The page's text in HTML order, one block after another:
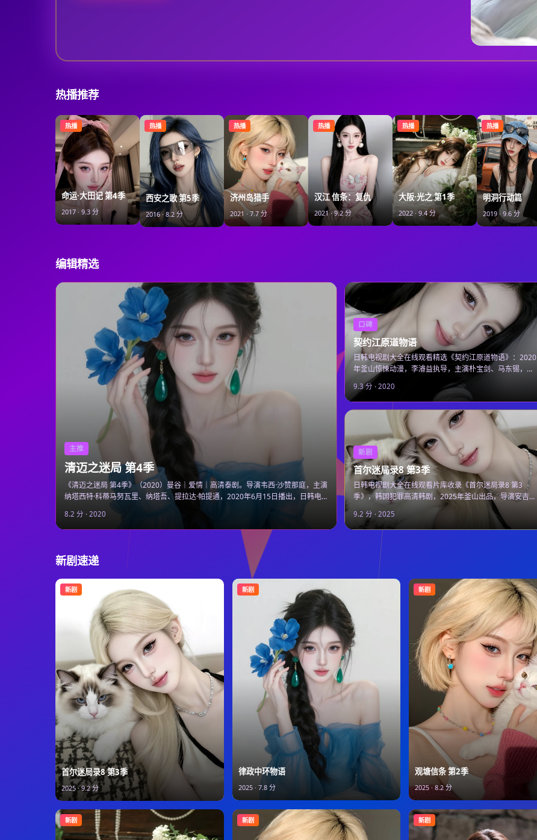
热播推荐
热播
命运·大田记 第4季
2017 · 9.3 分
热播
西安之歌 第5季
2016· 8.2 分
热播
济州岛猎手
2021 · 7.7 分
热播
汉江 信条：复仇
2021·9.2分
热播
大阪·光之 第1季
2022 · 9.4分
热播
明洞行动篇
2019 · 9.6 分
编辑精选
主推
清迈之迷局 第4季
《清迈之迷局 第4季》（2020）曼谷｜爱情｜高清泰剧。导演韦西·沙赞那庭，主演
纳塔西特·科蒂马努瓦里、纳塔吾、提拉达·帕提通，2020年6月15日播出，日韩电
8.2 分 · 2020
口碑
契约江原道物语
日韩电视剧大全在线观看精选《契约江原道物语》：2020
年釜山惊悚动漫，李濬益执导，主演朴宝剑、马东锡，
2020年5月14日上线，日韩电视剧大全免费高清追剧即
看。
9.3分 · 2020
新剧
首尔迷局录8 第3季
日韩电视剧大全在线观看片库收录《首尔迷局录8 第3
季》，韩国犯罪高清韩剧，2025年釜山出品，导演安吉
镐，主演李敏镐、IU，2025年9月28日上线可在线观看。
9.2 分 · 2025
新剧速递
新剧
首尔迷局录8 第3季
2025·9.2分
新剧
律政中环物语
2025· 7.8分
新剧
观塘信条 第2季
2025·8.2分
新剧 新剧 新剧